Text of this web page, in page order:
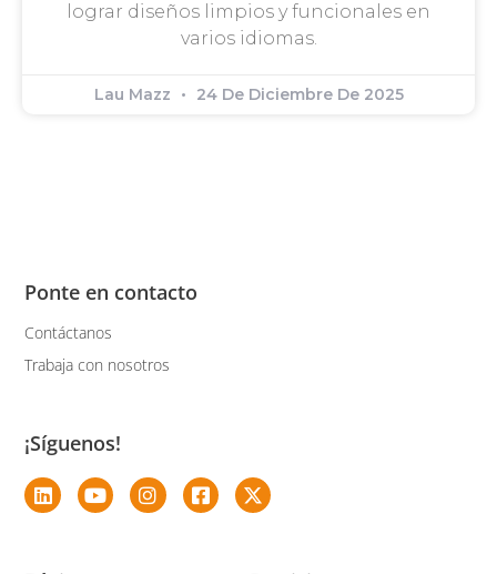
lograr diseños limpios y funcionales en
varios idiomas.
Lau Mazz 24 De Diciembre De 2025
Ponte en contacto
Contáctanos
Trabaja con nosotros
¡Síguenos!